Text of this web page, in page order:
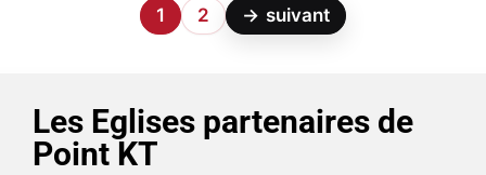
1 2 → suivant
Les Eglises partenaires de
Point KT